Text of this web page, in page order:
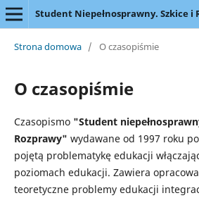
Student Niepełnosprawny. Szkice i
Strona domowa / O czasopiśmie
O czasopiśmie
Czasopismo "Student
Rozprawy" wydawane od 1997 roku
pojętą problematykę edukacji
poziomach edukacji. Zawiera
teoretyczne problemy edukacji